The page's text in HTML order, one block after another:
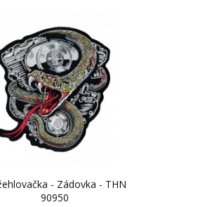
- Zádovka - THN
90950